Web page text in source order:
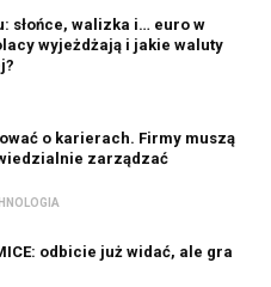
słońce, walizka i… euro w
wyjeżdżają i jakie waluty
o karierach. Firmy muszą
zarządzać
odbicie już widać, ale gra